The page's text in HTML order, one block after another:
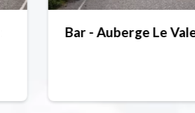
Bar - Auberge Le